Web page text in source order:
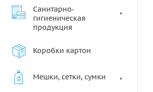
Санитарно-
гигиеническая
продукция
Коробки картон
Мешки, сетки, сумки